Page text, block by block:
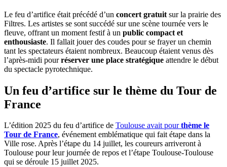
Le feu d’artifice était précédé d’un concert gratuit sur la prairie des
Filtres. Les artistes se sont succédé sur une scène tournée vers le
fleuve, offrant un moment festif à un public compact et
enthousiaste. Il fallait jouer des coudes pour se frayer un chemin
tant les spectateurs étaient nombreux. Beaucoup étaient venus dès
l’après-midi pourréserver une place stratégique attendre le début
du spectacle pyrotechnique.
Un feu d’artifice sur le thème du Tour de
France
L’édition 2025 du feu d’artifice de Toulouse avait pourthème le
Tour de France, événement emblématique qui fait étape dans la
Ville rose. Après l’étape du 14 juillet, les coureurs arriveront à
Toulouse pour leur journée de repos et l’étape Toulouse-Toulouse
qui se déroule 15 juillet 2025.